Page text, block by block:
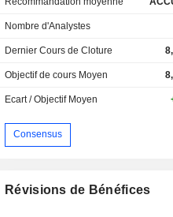
Nombre d'Analystes
Dernier Cours de Cloture
Objectif de cours Moyen
Ecart / Objectif Moyen
Consensus
Révisions de Bénéfices